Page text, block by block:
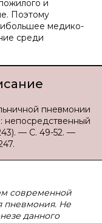
и
Поэтому
медико-
среди
пневмонии
непосредственный
— С. 49-52. —
современной
пневмония. Не
данного